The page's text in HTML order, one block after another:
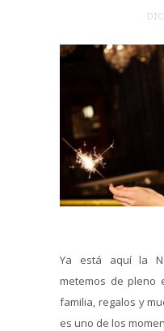
Ya está aquí la
metemos de pleno
familia, regalos y
es uno de los